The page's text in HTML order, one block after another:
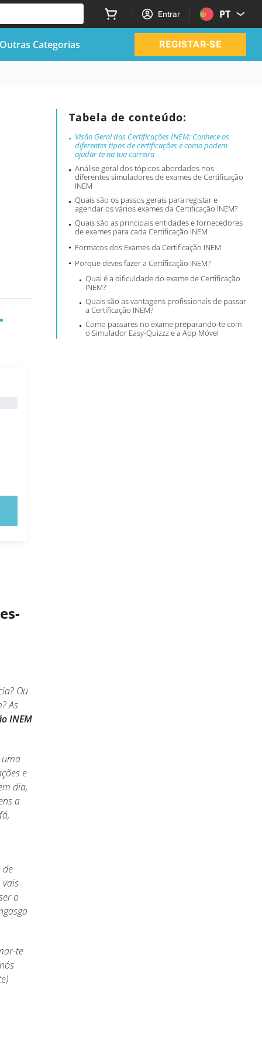
Entrar PT
Categorias REGISTAR-SE
Tabela de conteúdo:
Visão Geral das Certificações INEM: Conhece os
diferentes tipos de certificações e como podem
ajudar-te na tua carreira
Análise geral dos tópicos abordados nos
diferentes simuladores de exames de Certificação
INEM
Quais são os passos gerais para registar e
agendar os vários exames da Certificação INEM?
Quais são as principais entidades e fornecedores
de exames para cada Certificação INEM
Formatos dos Exames da Certificação INEM
Porque deves fazer a Certificação INEM?
Qual é a dificuldade do exame de Certificação
INEM?
Quais são as vantagens profissionais de passar
a Certificação INEM?
Como passares no exame preparando-te com
o Simulador Easy-Quizzz e a App Móvel
Ou
As
INEM
uma
e
dia,
a
de
vais
o
te